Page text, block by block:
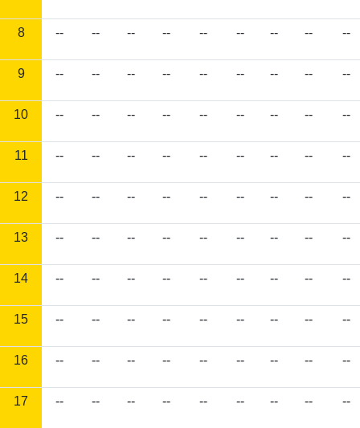
8 -- -- -- -- -- -- -- -- --
9 -- -- -- -- -- -- -- -- --
10 -- -- -- -- -- -- -- -- --
11 -- -- -- -- -- -- -- -- --
12 -- -- -- -- -- -- -- -- --
13 -- -- -- -- -- -- -- -- --
14 -- -- -- -- -- -- -- -- --
15 -- -- -- -- -- -- -- -- --
16 -- -- -- -- -- -- -- -- --
17 -- -- -- -- -- -- -- -- --